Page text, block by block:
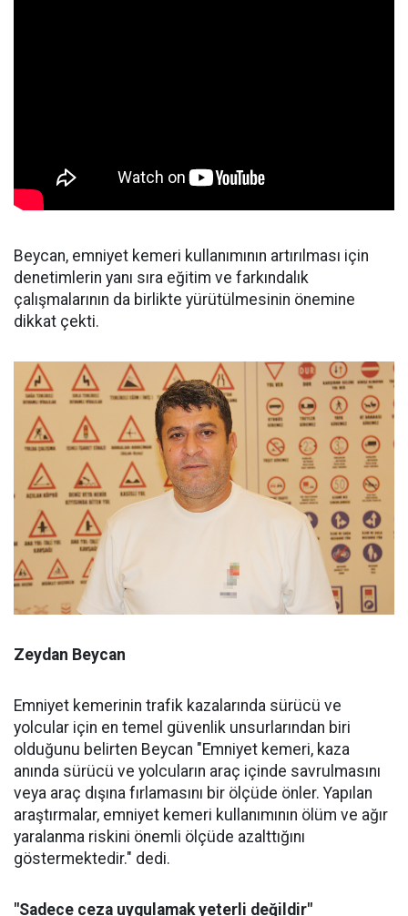
Beycan, emniyet kemeri kullanımının artırılması için
denetimlerin yanı sıra eğitim ve farkındalık
çalışmalarının da birlikte yürütülmesinin önemine
dikkat çekti.
Zeydan Beycan
Emniyet kemerinin trafik kazalarında sürücü ve
yolcular için en temel güvenlik unsurlarından biri
olduğunu belirten Beycan "Emniyet kemeri, kaza
anında sürücü ve yolcuların araç içinde savrulmasını
veya araç dışına fırlamasını bir ölçüde önler. Yapılan
araştırmalar, emniyet kemeri kullanımının ölüm ve ağır
yaralanma riskini önemli ölçüde azalttığını
göstermektedir." dedi.
"Sadece ceza uygulamak yeterli değildir"